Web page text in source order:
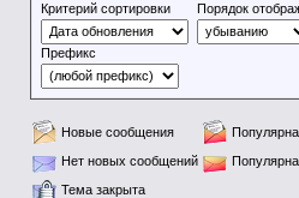
Критерий сортировки
Порядок
Префикс
Новые сообщения
Нет новых сообщений
Тема закрыта